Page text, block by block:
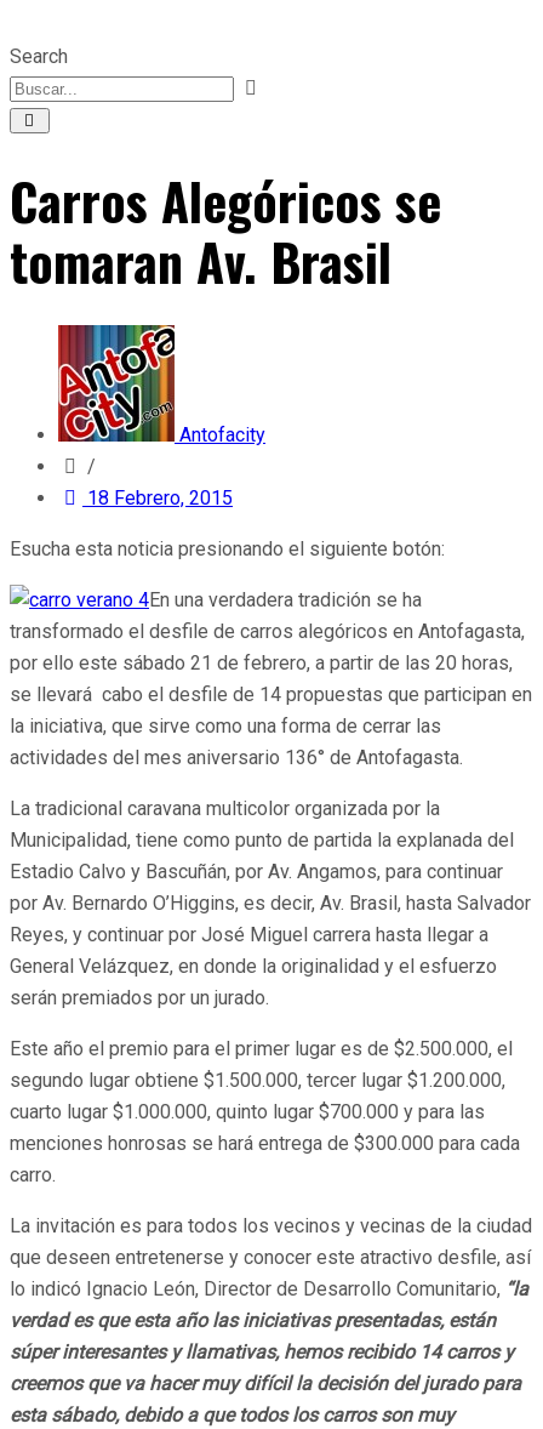
Search
Carros Alegóricos se
tomaran Av. Brasil
Antofacity
/
18 Febrero, 2015
Esucha esta noticia presionando el siguiente botón:
En una verdadera tradición se ha
transformado el desfile de carros alegóricos en Antofagasta,
por ello este sábado 21 de febrero, a partir de las 20 horas,
se llevará cabo el desfile de 14 propuestas que participan en
la iniciativa, que sirve como una forma de cerrar las
actividades del mes aniversario 136° de Antofagasta.
La tradicional caravana multicolor organizada por la
Municipalidad, tiene como punto de partida la explanada del
Estadio Calvo y Bascuñán, por Av. Angamos, para continuar
por Av. Bernardo O’Higgins, es decir, Av. Brasil, hasta Salvador
Reyes, y continuar por José Miguel carrera hasta llegar a
General Velázquez, en donde la originalidad y el esfuerzo
serán premiados por un jurado.
Este año el premio para el primer lugar es de $2.500.000, el
segundo lugar obtiene $1.500.000, tercer lugar $1.200.000,
cuarto lugar $1.000.000, quinto lugar $700.000 y para las
menciones honrosas se hará entrega de $300.000 para cada
carro.
La invitación es para todos los vecinos y vecinas de la ciudad
que deseen entretenerse y conocer este atractivo desfile, así
lo indicó Ignacio León, Director de Desarrollo Comunitario, “la
verdad es que esta año las iniciativas presentadas, están
súper interesantes y llamativas, hemos recibido 14 carros y
creemos que va hacer muy difícil la decisión del jurado para
esta sábado, debido a que todos los carros son muy